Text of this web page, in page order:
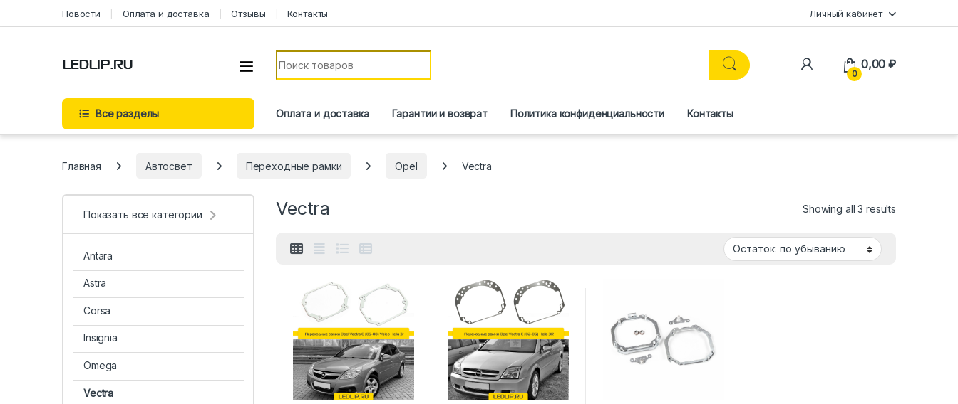
Перейти к содержимому
Новости Оплата и доставка Отзывы Контакты Личный кабинет
Искать:
0
0,00₽
Все разделы Оплата и доставка Гарантии и возврат Политика конфиденциальности Контакты
Главная Автосвет Переходные рамки Opel Vectra
Vectra Showing all 3 results
Показать все категории
Antara
Astra
Corsa
Insignia
Omega
Vectra